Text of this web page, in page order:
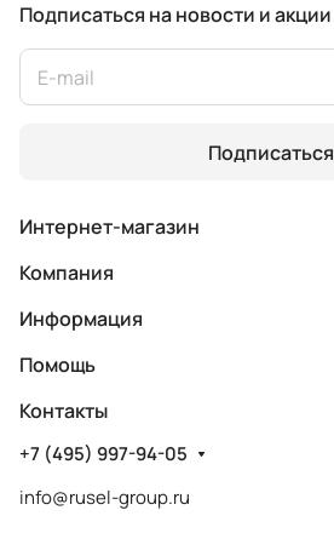
Подписаться на новости и акции
Подписаться
Интернет-магазин
Компания
Информация
Помощь
Контакты
+7 (495) 997-94-05
info@rusel-group.ru